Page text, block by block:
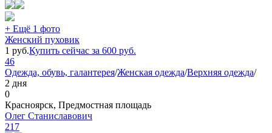
+ Ещё 1 фото
Женский пуховик
1 руб.Купить сейчас за 600 руб.
46
Одежда, обувь, галантерея/Женская одежда/Верхняя одежда/
2 дня
0
Красноярск, Предмостная площадь
Олег Станиславович
217